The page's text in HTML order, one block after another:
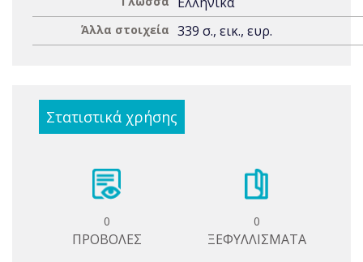
Άλλα στοιχεία 339 σ., εικ., ευρ.
Στατιστικά χρήσης
0
ΠΡΟΒΟΛΕΣ
0
ΞΕΦΥΛΛΙΣΜΑΤΑ